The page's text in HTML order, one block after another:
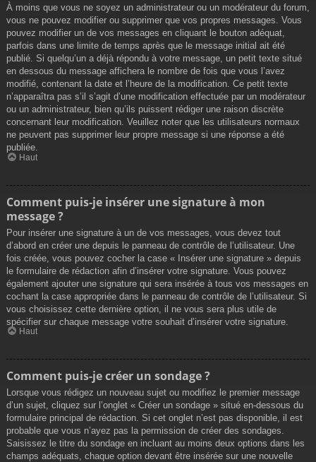
À moins que vous ne soyez un administrateur ou un modérateur du forum,
vous ne pouvez modifier ou supprimer que vos propres messages. Vous
pouvez modifier un de vos messages en cliquant le bouton adéquat,
parfois dans une limite de temps après que le message initial ait été
publié. Si quelqu’un a déjà répondu à votre message, un petit texte situé
en dessous du message affichera le nombre de fois que vous l’avez
modifié, contenant la date et l’heure de la modification. Ce petit texte
n’apparaîtra pas s’il s’agit d’une modification effectuée par un modérateur
ou un administrateur, bien qu’ils puissent rédiger une raison discrète
concernant leur modification. Veuillez noter que les utilisateurs normaux
ne peuvent pas supprimer leur propre message si une réponse a été
publiée.
Haut
Comment puis-je insérer une signature à mon
message ?
Pour insérer une signature à un de vos messages, vous devez tout
d’abord en créer une depuis le panneau de contrôle de l’utilisateur. Une
fois créée, vous pouvez cocher la case « Insérer une signature » depuis
le formulaire de rédaction afin d’insérer votre signature. Vous pouvez
également ajouter une signature qui sera insérée à tous vos messages en
cochant la case appropriée dans le panneau de contrôle de l’utilisateur. Si
vous choisissez cette dernière option, il ne vous sera plus utile de
spécifier sur chaque message votre souhait d’insérer votre signature.
Haut
Comment puis-je créer un sondage ?
Lorsque vous rédigez un nouveau sujet ou modifiez le premier message
d’un sujet, cliquez sur l’onglet « Créer un sondage » situé en-dessous du
formulaire principal de rédaction. Si cet onglet n’est pas disponible, il est
probable que vous n’ayez pas la permission de créer des sondages.
Saisissez le titre du sondage en incluant au moins deux options dans les
champs adéquats, chaque option devant être insérée sur une nouvelle